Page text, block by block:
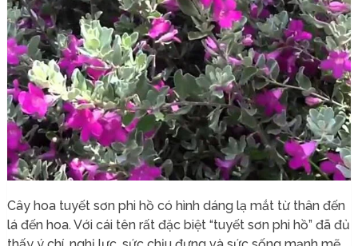
Cây hoa tuyết sơn phi hồ có hình dáng lạ mắt từ thân đến
lá đến hoa. Với cái tên rất đặc biệt “tuyết sơn phi hồ” đã đủ